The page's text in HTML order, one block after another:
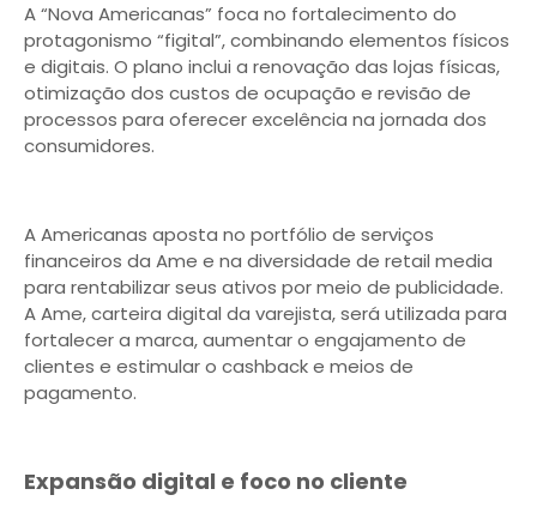
A “Nova Americanas” foca no fortalecimento do
protagonismo “figital”, combinando elementos físicos
e digitais. O plano inclui a renovação das lojas físicas,
otimização dos custos de ocupação e revisão de
processos para oferecer excelência na jornada dos
consumidores.
A Americanas aposta no portfólio de serviços
financeiros da Ame e na diversidade de retail media
para rentabilizar seus ativos por meio de publicidade.
A Ame, carteira digital da varejista, será utilizada para
fortalecer a marca, aumentar o engajamento de
clientes e estimular o cashback e meios de
pagamento.
Expansão digital e foco no cliente